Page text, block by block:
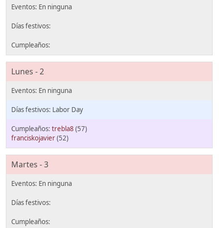
Lunes - 2
Labor Day
trebla8 (57)
franciskojavier(52)
Martes - 3